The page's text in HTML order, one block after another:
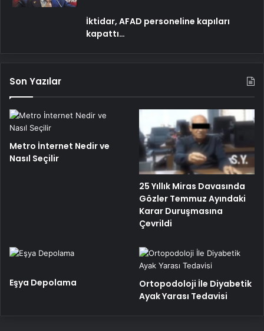
İktidar, AFAD personeline kapıları
kapattı…
Son Yazılar
Metro İnternet Nedir ve
Nasıl Seçilir
25 Yıllık Miras Davasında
Gözler Temmuz Ayındaki
Karar Duruşmasına
Çevrildi
Eşya Depolama
Ortopodoloji İle Diyabetik
Ayak Yarası Tedavisi